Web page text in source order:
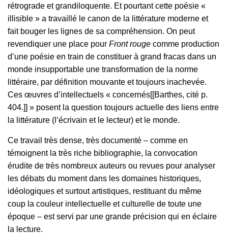
rétrograde et grandiloquente. Et pourtant cette poésie «
illisible » a travaillé le canon de la littérature moderne et
fait bouger les lignes de sa compréhension. On peut
revendiquer une place pour Front rouge comme production
d’une poésie en train de constituer à grand fracas dans un
monde insupportable une transformation de la norme
littéraire, par définition mouvante et toujours inachevée.
Ces œuvres d’intellectuels « concernés[[Barthes, cité p.
404.]] » posent la question toujours actuelle des liens entre
la littérature (l’écrivain et le lecteur) et le monde.
Ce travail très dense, très documenté – comme en
témoignent la très riche bibliographie, la convocation
érudite de très nombreux auteurs ou revues pour analyser
les débats du moment dans les domaines historiques,
idéologiques et surtout artistiques, restituant du même
coup la couleur intellectuelle et culturelle de toute une
époque – est servi par une grande précision qui en éclaire
la lecture.